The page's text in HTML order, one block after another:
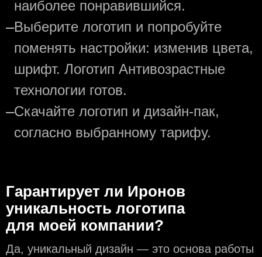
наиболее понравившийся.
—Выберите логотип и попробуйте
поменять настройки: изменив цвета,
шрифт. Логотип Антивозрастные
технологии готов.
—Скачайте логотип и дизайн-пак,
согласно выбранному тарифу.
Гарантирует ли Иронов
уникальность логотипа
для моей компании?
Да, уникальный дизайн — это основа работы